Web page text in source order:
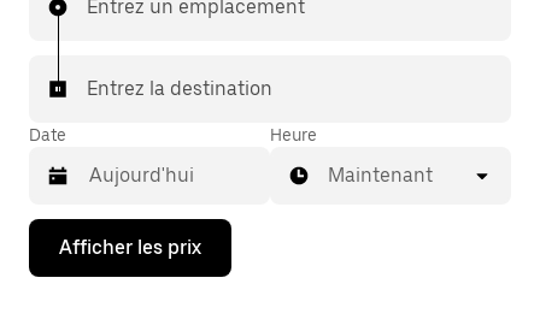
Entrez un emplacement
Entrez la destination
Date
Appuyez
la
Heure
Maintenant
Afficher les prix